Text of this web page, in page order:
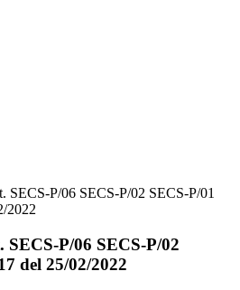
SECS-P/06 SECS-P/02 SECS-P/01
2022
SECS-P/06 SECS-P/02
del 25/02/2022